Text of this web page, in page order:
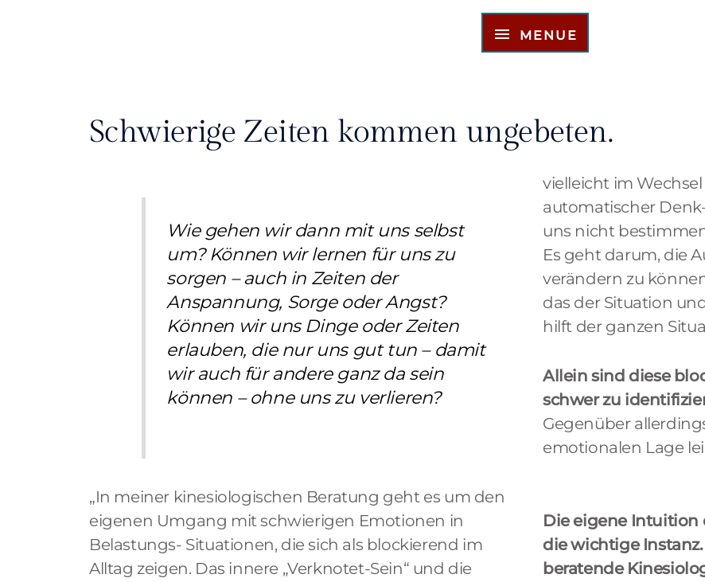
MENUE
MENUE
Schwierige Zeiten kommen ungebeten.
Wie gehen wir dann mit uns selbst
um? Können wir lernen für uns zu
sorgen – auch in Zeiten der
Anspannung, Sorge oder Angst?
Können wir uns Dinge oder Zeiten
erlauben, die nur uns gut tun – damit
wir auch für andere ganz da sein
können – ohne uns zu verlieren?
„In meiner kinesiologischen Beratung geht es um den
eigenen Umgang mit schwierigen Emotionen in
Belastungs- Situationen, die sich als blockierend im
Alltag zeigen. Das innere „Verknotet-Sein“ und die
vielleicht im
automatischer
uns nicht
Es geht darum, die
verändern zu
das der Situation
hilft der ganzen
Allein sind diese
schwer zu
Gegenüber
emotionalen Lage
Die eigene Intuition
die wichtige
beratende